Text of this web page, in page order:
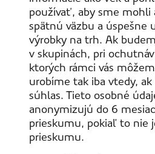
používať, aby sme mohli
spätnú väzbu a úspešne
výrobky na trh. Ak
v skupinách, pri
ktorých rámci vás
urobíme tak iba vtedy,
súhlas. Tieto osobné
anonymizujú do 6
prieskumu, pokiaľ to nie
prieskumu.